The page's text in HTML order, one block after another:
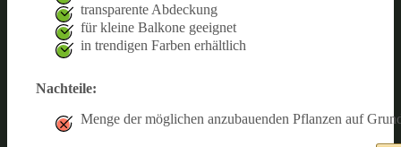
transparente Abdeckung
für kleine Balkone geeignet
in trendigen Farben erhältlich
Nachteile:
Menge der möglichen anzubauenden Pflanzen auf